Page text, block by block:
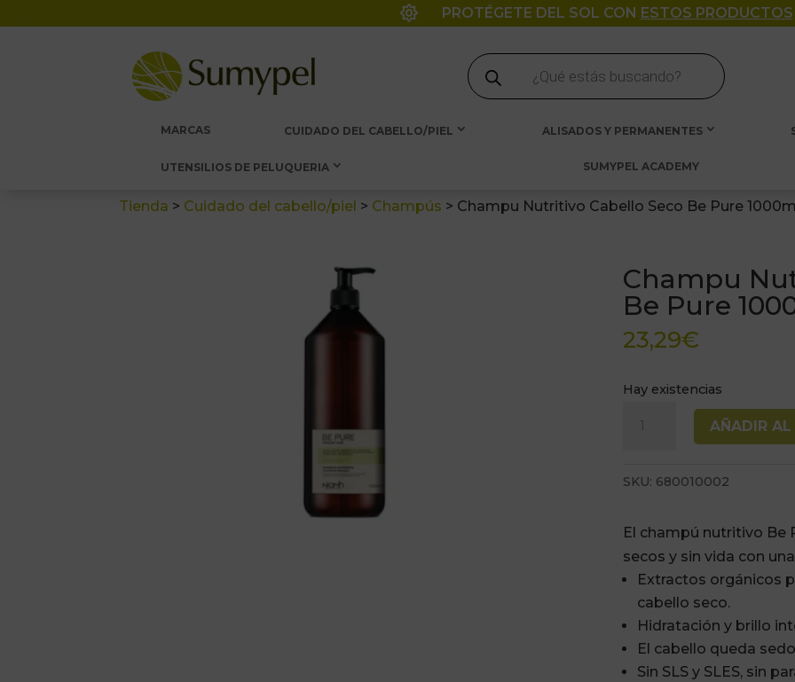
 PROTÉGETE DEL SOL CON ESTOS PRODUCTOS
Búsqueda
de
productos
MARCAS CUIDADO DEL CABELLO/PIEL ALISADOS Y PERMANENTES
UTENSILIOS DE PELUQUERIA SUMYPEL ACADEMY
Tienda > Cuidado del cabello/piel > Champús > Champu Nutritivo Cabello Seco Be Pure
Champu
Be Pure
23,29€
Hay existencias
Seco
Pure
1000ml
cantidad
AÑADIR AL
SKU: 680010002
El champú nutritivo Be
secos y sin vida con
Extractos orgánicos
cabello seco.
Hidratación y brillo
El cabello queda
Sin SLS y SLES, sin